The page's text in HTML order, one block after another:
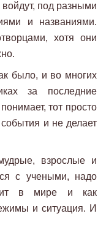
под разными
и названиями.
хотя они
было, и во многих
за последние
тот просто
и не делает
взрослые и
с учеными, надо
в мире и как
и ситуация. И